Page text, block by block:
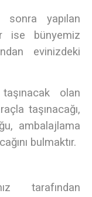
sonra yapılan
ise bünyemiz
evinizdeki
olan
taşınacağı,
ambalajlama
bulmaktır.
tarafından